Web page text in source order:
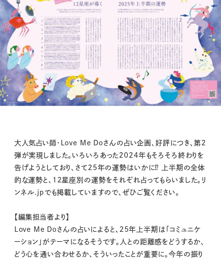
大人気占い師・Love Me Doさんの占い企画、好評につき、第2
弾が実現しました。いろいろあった2024年もそろそろ終わりを
告げようとしており、さて25年の運勢はいかに⁉ 上半期の全体
的な運勢と、12星座別の運勢をそれぞれ占ってもらいました。リ
ンネル.jpでも掲載していますので、ぜひご覧ください。
【編集担当者より】
Love Me Doさんの占いによると、25年上半期は「コミュニケ
ーション」がテーマになるそうです。人との距離感をどうするか、
どう心を通い合わせるか、そういったことが重要に。今年の振り